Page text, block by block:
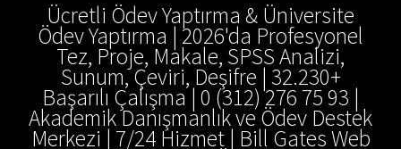
Ücretli Ödev Yaptırma & Üniversite
Ödev Yaptırma | 2026'da Profesyonel
Tez, Proje, Makale, SPSS Analizi,
Sunum, Çeviri, Deşifre | 32.230+
Başarılı Çalışma | 0 (312) 276 75 93 |
Akademik Danışmanlık ve Ödev Destek
Merkezi | 7/24 Hizmet | Bill Gates Web